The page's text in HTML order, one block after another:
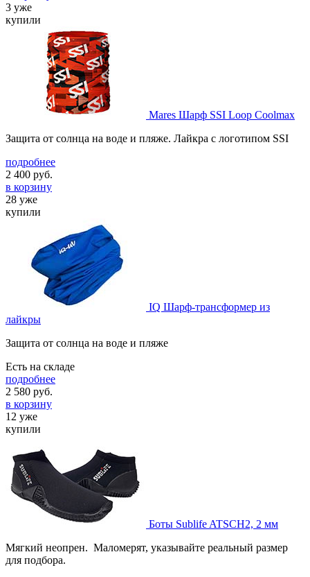
3 уже
купили
Mares Шарф SSI Loop Coolmax
Защита от солнца на воде и пляже. Лайкра с логотипом SSI
подробнее
2 400 руб.
в корзину
28 уже
купили
IQ Шарф-трансформер из
лайкры
Защита от солнца на воде и пляже
Есть на складе
подробнее
2 580 руб.
в корзину
12 уже
купили
Боты Sublife ATSCH2, 2 мм
Мягкий неопрен. Маломерят, указывайте реальный размер
для подбора.